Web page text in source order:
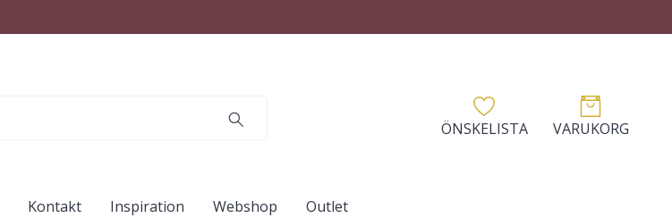
ÖNSKELISTA VARUKORG
Kontakt Inspiration Webshop Outlet